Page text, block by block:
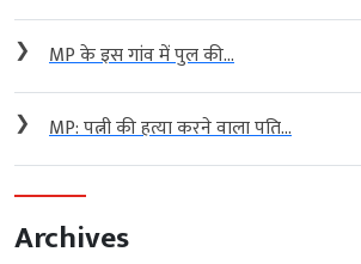
❯ MP के इस गांव में पुल की...
❯ MP: पत्नी की हत्या करने वाला पति...
Archives